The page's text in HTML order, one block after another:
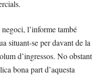
l’informe també
situant-se per davant de la
d’ingressos. No obstant
bona part d’aquesta